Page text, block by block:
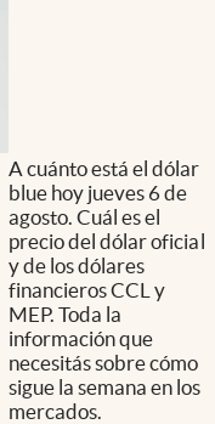
A cuánto está el dólar
blue hoy jueves 6 de
agosto. Cuál es el
precio del dólar oficial
y de los dólares
financieros CCL y
MEP. Toda la
información que
necesitás sobre cómo
sigue la semana en los
mercados.